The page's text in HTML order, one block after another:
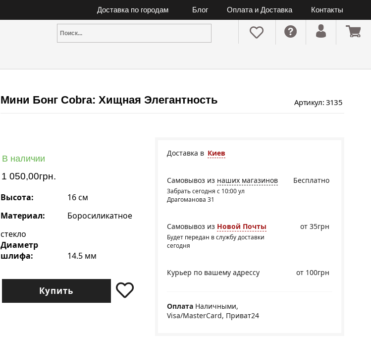
Доставка по городам Блог Оплата и Доставка Контакты
Мини Бонг Cobra: Хищная Элегантность Артикул: 3135
В наличии
1 050,00грн.
Высота:
16 см
Материал:
Боросиликатное
стекло
Диаметр
шлифа:
14.5 мм
Купить
Доставка в Киев
Бесплатно
Самовывоз из наших магазинов
Забрать сегодня с 10:00 ул
Драгоманова 31
Самовывоз из Новой Почты
Будет передан в службу доставки
сегодня
от 35грн
Курьер по вашему адрессу от 100грн
Оплата Наличными,
Visa/MasterCard, Приват24